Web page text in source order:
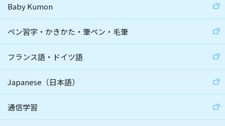
Baby Kumon
ペン習字・かきかた・筆ペン・毛筆
フランス語・ドイツ語
Japanese（日本語）
通信学習